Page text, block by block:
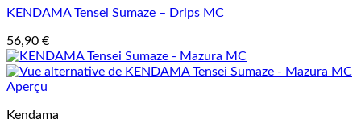
KENDAMA Tensei Sumaze – Drips MC
56,90 €
Aperçu
Kendama